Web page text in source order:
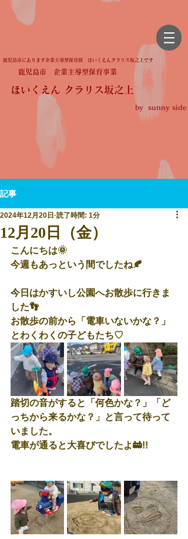
鹿児島市にあります企業主導型保育園 ほいくえんクラリス坂之上です
鹿児島市 企業主導型保育事業
ほいくえん クラリス坂之上
by sunny side
記事
12月20日（金）
2024年12月20日 読了時間: 1分
こんにちは🌞
今週もあっという間でしたね🍂
今日はかすいし公園へお散歩に行きま
した👣
お散歩の前から「電車いないかな？ 」
とわくわくの子どもたち♡
踏切の音がすると「何色かな？」「ど
っちから来るかな？」と言って待って
いました。
電車が通ると大喜びでしたよ🚋!!